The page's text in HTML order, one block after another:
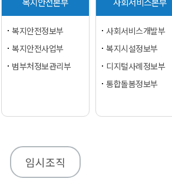
복지안전정보부
복지안전사업부
범부처정보관리부
사회서비스개발부
복지시설정보부
디지털사례정보부
통합돌봄정보부
임시조직